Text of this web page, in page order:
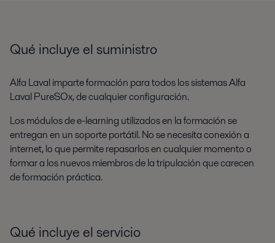
Qué incluye el suministro
Alfa Laval imparte formación para todos los sistemas Alfa
Laval PureSOx, de cualquier configuración.
Los módulos de e-learning utilizados en la formación se
entregan en un soporte portátil. No se necesita conexión a
internet, lo que permite repasarlos en cualquier momento o
formar a los nuevos miembros de la tripulación que carecen
de formación práctica.
Qué incluye el servicio